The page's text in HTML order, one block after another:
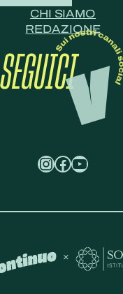
CHI SIAMO
REDAZIONE
SEGUICI
InstagramFacebook YouTube